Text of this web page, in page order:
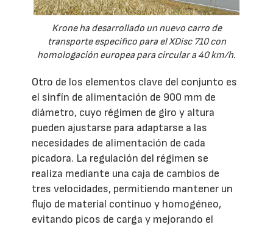
Krone ha desarrollado un nuevo carro de
transporte específico para el XDisc 710 con
homologación europea para circular a 40 km/h.
Otro de los elementos clave del conjunto es
el sinfín de alimentación de 900 mm de
diámetro, cuyo régimen de giro y altura
pueden ajustarse para adaptarse a las
necesidades de alimentación de cada
picadora. La regulación del régimen se
realiza mediante una caja de cambios de
tres velocidades, permitiendo mantener un
flujo de material continuo y homogéneo,
evitando picos de carga y mejorando el